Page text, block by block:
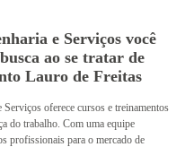
e Serviços você
ao se tratar de
Lauro de Freitas
oferece cursos e treinamentos
do trabalho. Com uma equipe
profissionais para o mercado de